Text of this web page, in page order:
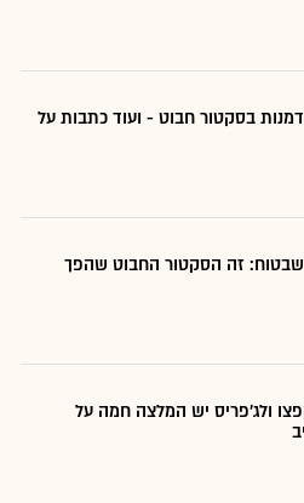
בסקטור חבוט - ועוד כתבות על
זה הסקטור החבוט שהפך
ולג'פריס יש המלצה חמה על